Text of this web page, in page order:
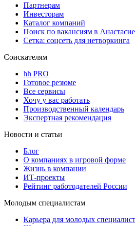
Партнерам
Инвесторам
Каталог компаний
Поиск по вакансиям в
Сетка: соцсеть для нетворкинга
Соискателям
hh PRO
Готовое резюме
Все сервисы
Хочу у вас работать
Производственный календарь
Экспертная рекомендация
Новости и статьи
Блог
О компаниях в игровой форме
Жизнь в компании
ИТ-проекты
Рейтинг работодателей России
Молодым специалистам
Карьера для молодых